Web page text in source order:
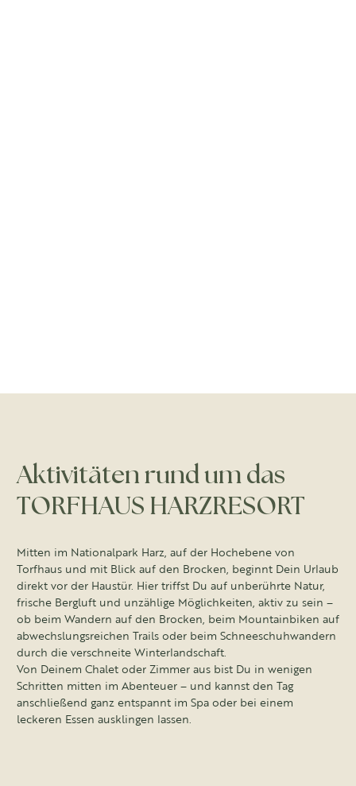
Aktivitäten rund um das
TORFHAUS HARZRESORT
Mitten im Nationalpark Harz, auf der Hochebene von
Torfhaus und mit Blick auf den Brocken, beginnt Dein Urlaub
direkt vor der Haustür. Hier triffst Du auf unberührte Natur,
frische Bergluft und unzählige Möglichkeiten, aktiv zu sein –
ob beim Wandern auf den Brocken, beim Mountainbiken auf
abwechslungsreichen Trails oder beim Schneeschuhwandern
durch die verschneite Winterlandschaft.
Von Deinem Chalet oder Zimmer aus bist Du in wenigen
Schritten mitten im Abenteuer – und kannst den Tag
anschließend ganz entspannt im Spa oder bei einem
leckeren Essen ausklingen lassen.